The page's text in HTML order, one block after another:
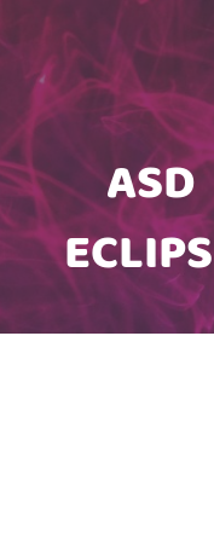
ASD